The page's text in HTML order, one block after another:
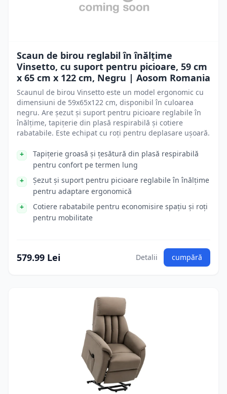
Scaun de birou reglabil în înălțime
Vinsetto, cu suport pentru picioare, 59 cm
x 65 cm x 122 cm, Negru | Aosom Romania
Scaunul de birou Vinsetto este un model ergonomic cu
dimensiuni de 59x65x122 cm, disponibil în culoarea
negru. Are șezut și suport pentru picioare reglabile în
înălțime, tapițerie din plasă respirabilă și cotiere
rabatabile. Este echipat cu roți pentru deplasare ușoară.
Tapițerie groasă și țesătură din plasă respirabilă
pentru confort pe termen lung
Șezut și suport pentru picioare reglabile în înălțime
pentru adaptare ergonomică
Cotiere rabatabile pentru economisire spațiu și roți
pentru mobilitate
579.99 Lei Detalii cumpără